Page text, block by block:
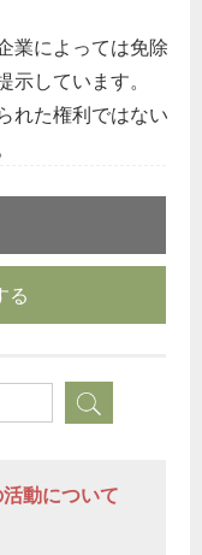
業によっては免除
示しています。
れた権利ではない
る
動について